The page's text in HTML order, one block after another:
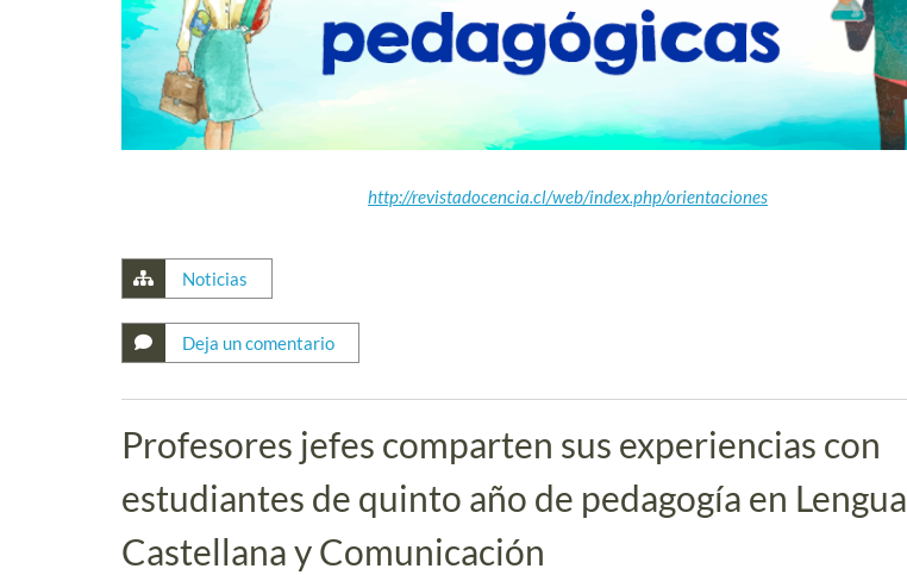
http://revistadocencia.cl/web/index.php/orientaciones
Noticias
Deja un comentario
Profesores jefes comparten sus experiencias con
estudiantes de quinto año de pedagogía en Lengua
Castellana y Comunicación